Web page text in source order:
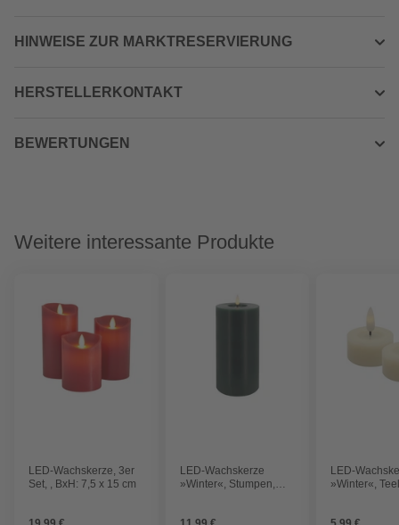
HINWEISE ZUR MARKTRESERVIERUNG
HERSTELLERKONTAKT
BEWERTUNGEN
Weitere interessante Produkte
LED-Wachskerze, 3er
Set, , BxH: 7,5 x 15 cm
LED-Wachskerze
»Winter«, Stumpen,
LED-
»Winter«,